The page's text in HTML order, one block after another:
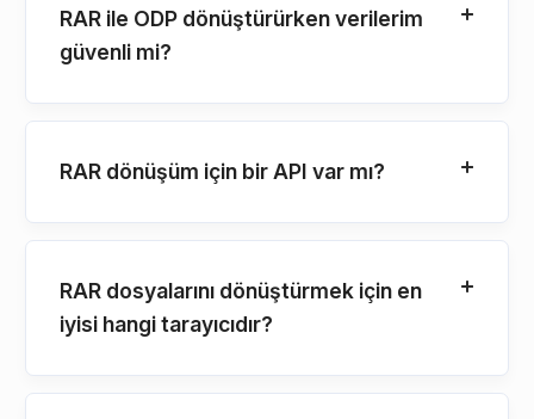
RAR ile ODP dönüştürürken verilerim
güvenli mi?
RAR dönüşüm için bir API var mı?
RAR dosyalarını dönüştürmek için en
iyisi hangi tarayıcıdır?